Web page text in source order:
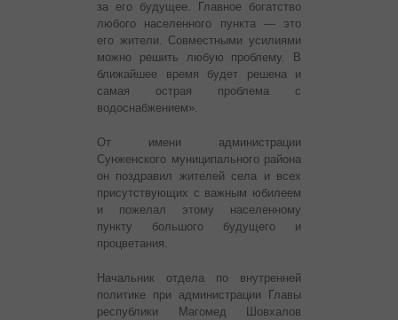
за его будущее. Главное богатство
любого населенного пункта — это
его жители. Совместными усилиями
можно решить любую проблему. В
ближайшее время будет решена и
самая острая проблема с
водоснабжением».
От имени администрации
Сунженского муниципального района
он поздравил жителей села и всех
присутствующих с важным юбилеем
и пожелал этому населенному
пункту большого будущего и
процветания.
Начальник отдела по внутренней
политике при администрации Главы
республики Магомед Шовхалов